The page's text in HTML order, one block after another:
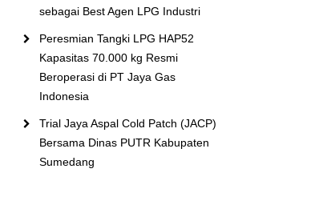
sebagai Best Agen LPG Industri
Peresmian Tangki LPG HAP52
Kapasitas 70.000 kg Resmi
Beroperasi di PT Jaya Gas
Indonesia
Trial Jaya Aspal Cold Patch (JACP)
Bersama Dinas PUTR Kabupaten
Sumedang